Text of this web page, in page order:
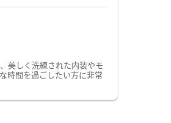
美しく洗練された内装やモ
時間を過ごしたい方に非常